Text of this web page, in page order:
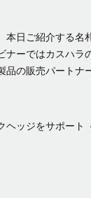
日ご紹介する名
ーではカスハ
の販売パート
ッジをサポート